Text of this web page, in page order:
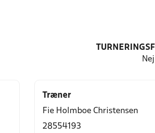
Nej
Træner
Fie Holmboe Christensen
28554193